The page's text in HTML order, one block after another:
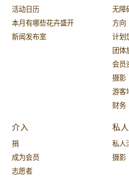
活动日历
本月有哪些花卉盛开
新闻发布室
无障
方向
计划
团体
会员
摄影
游客
财务
介入
捐
成为会员
志愿者
私
私人
摄影